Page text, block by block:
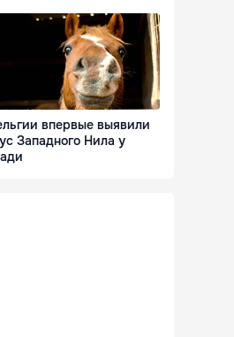
впервые выявили
Западного Нила у